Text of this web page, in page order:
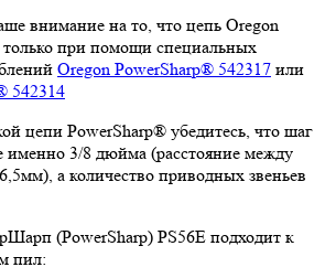
внимание на то, что цепь Oregon
только при помощи специальных
Oregon PowerSharp® 542317 или
542314
цепи PowerSharp® убедитесь, что шаг
именно 3/8 дюйма (расстояние между
а количество приводных звеньев
(PowerSharp) PS56E подходит к
пил: